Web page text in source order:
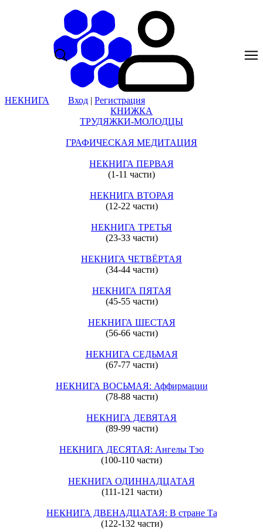
НЕКНИГА Вход | Регистрация
КНИЖКА
ТРУДЯЖКИ-МОЛОДЦЫ
ГРАФИЧЕСКАЯ МЕДИТАЦИЯ
НЕКНИГА ПЕРВАЯ
(1-11 части)
НЕКНИГА ВТОРАЯ
(12-22 части)
НЕКНИГА ТРЕТЬЯ
(23-33 части)
НЕКНИГА ЧЕТВЁРТАЯ
(34-44 части)
НЕКНИГА ПЯТАЯ
(45-55 части)
НЕКНИГА ШЕСТАЯ
(56-66 части)
НЕКНИГА СЕДЬМАЯ
(67-77 части)
НЕКНИГА ВОСЬМАЯ: Аффирмации
(78-88 части)
НЕКНИГА ДЕВЯТАЯ
(89-99 части)
НЕКНИГА ДЕСЯТАЯ: Ангелы Тэо
(100-110 части)
НЕКНИГА ОДИННАДЦАТАЯ
(111-121 части)
НЕКНИГА ДВЕНАДЦАТАЯ: В стране Та
(122-132 части)